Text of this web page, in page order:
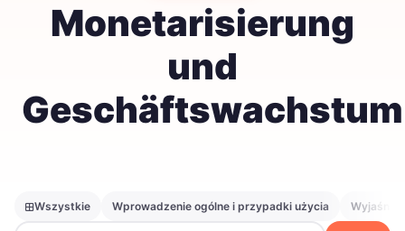
Monetarisierung
und
Geschäftswachstum
Wszystkie Wprowadzenie ogólne i przypadki użycia